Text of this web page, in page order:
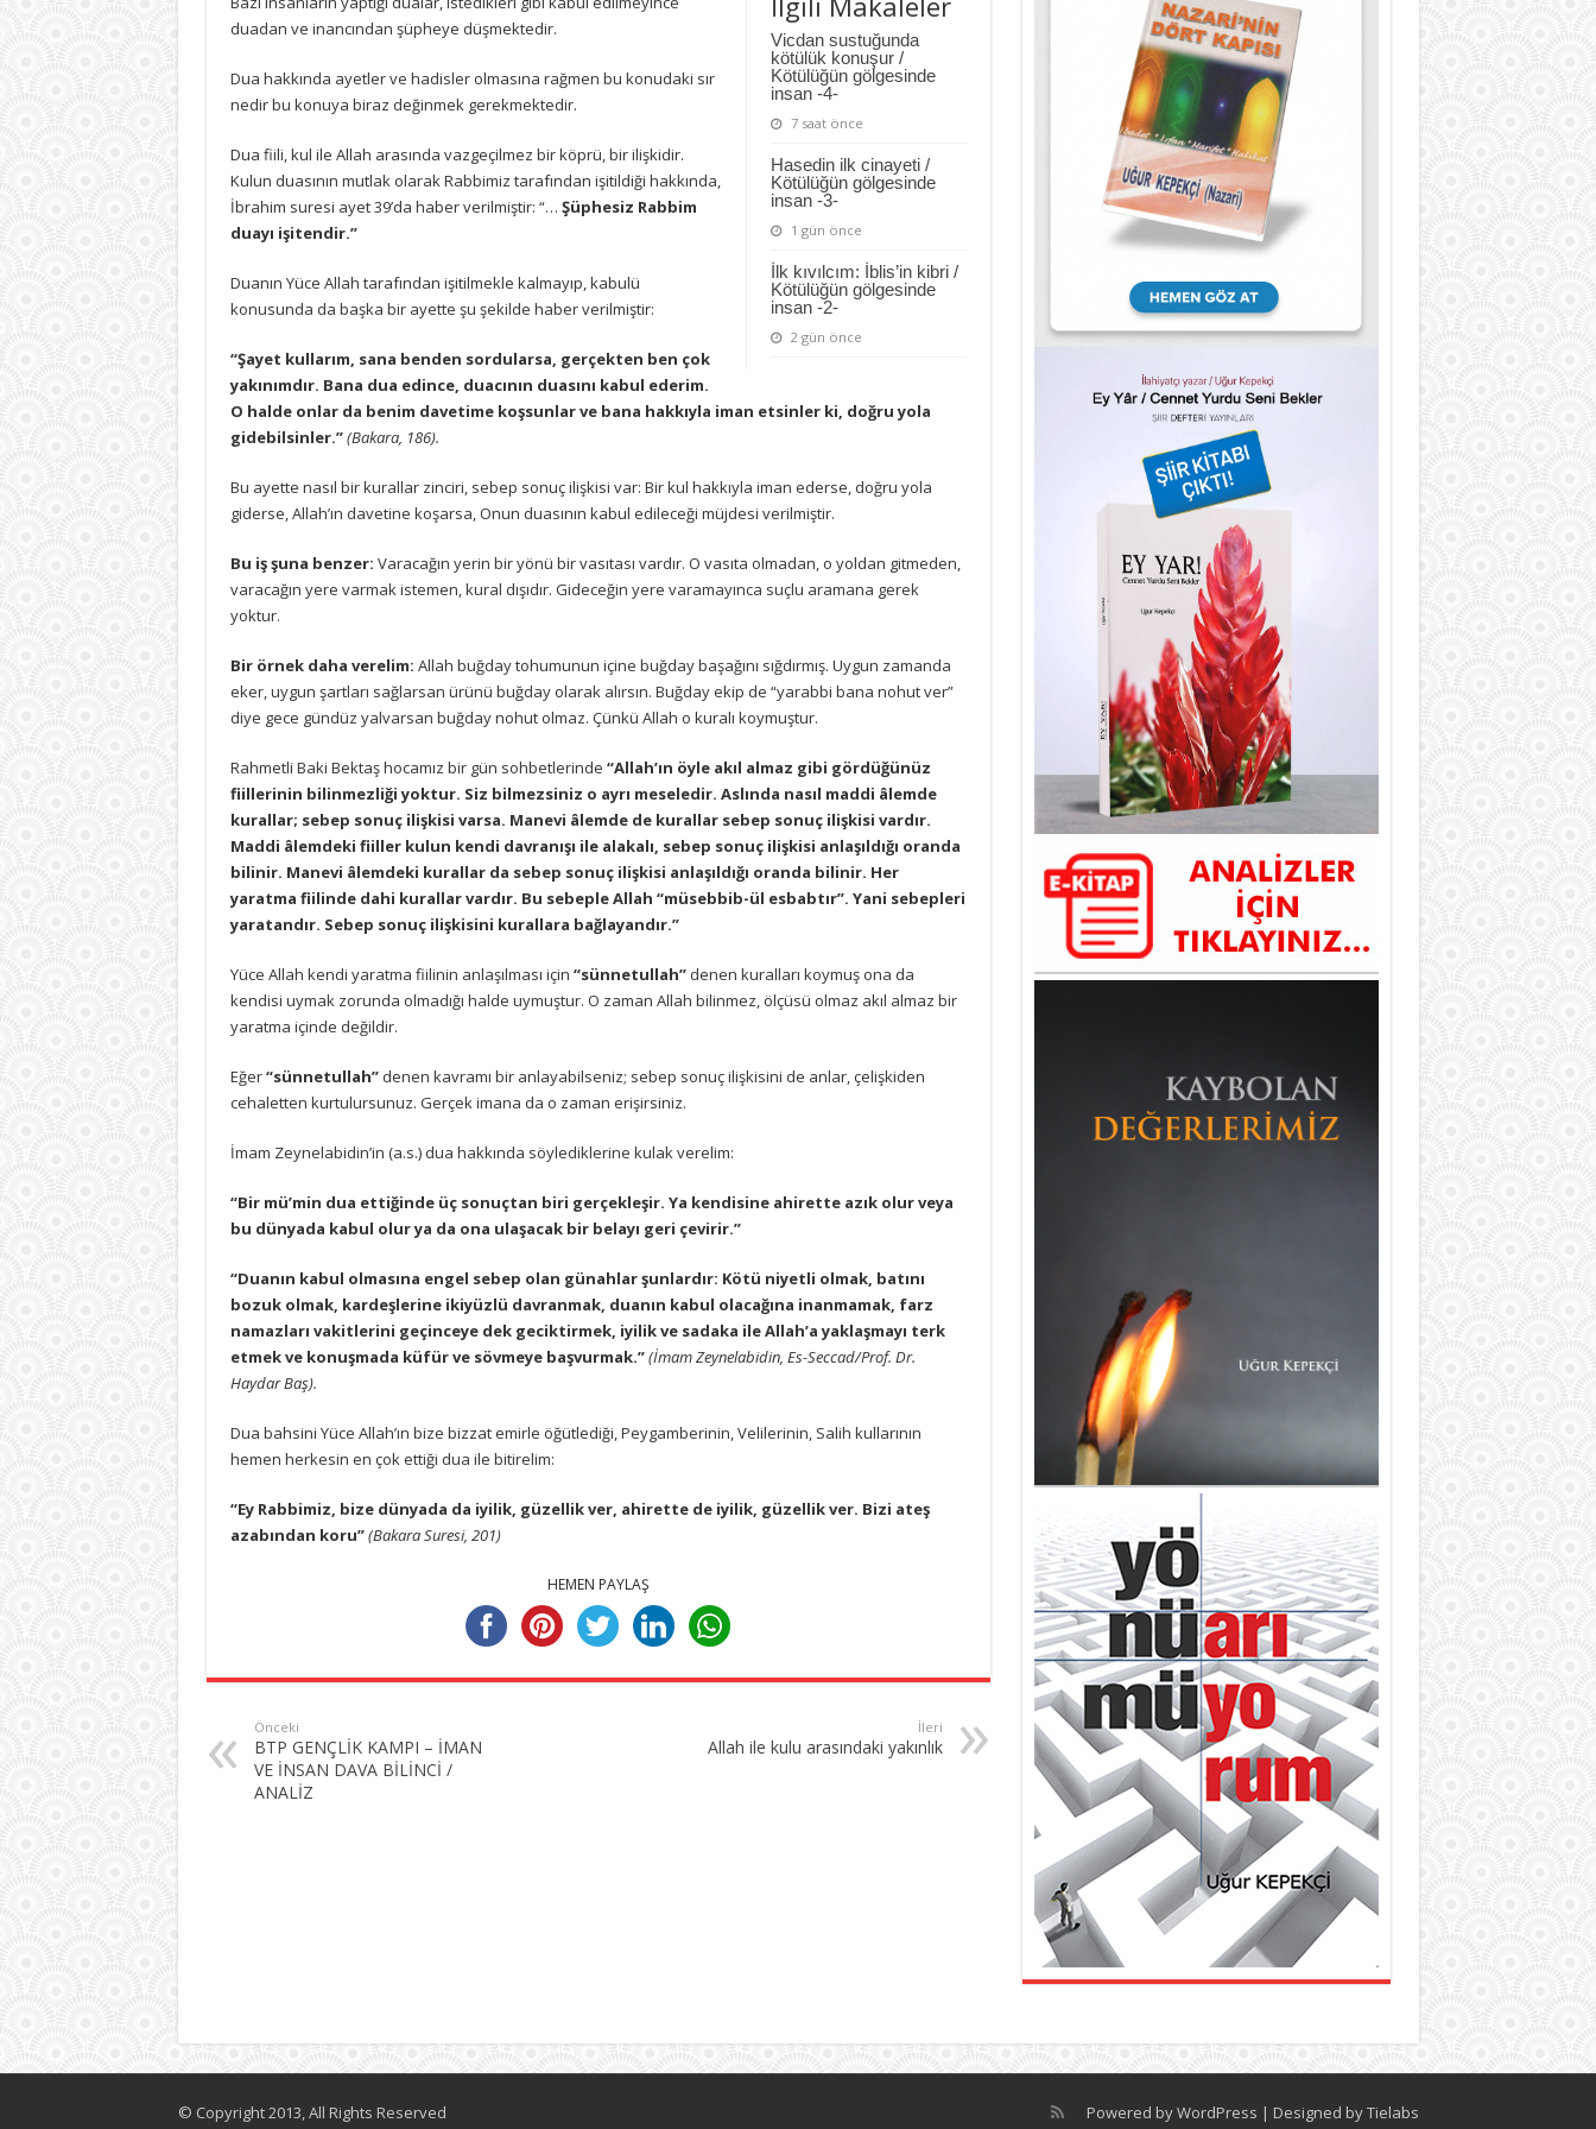
işitendir
için
Vicdan sustuğunda
kötülük konuşur /
Kötülüğün gölgesinde
insan -4-
7 saat önce
Hasedin ilk cinayeti /
Kötülüğün gölgesinde
insan -3-
1 gün önce
İlk kıvılcım: İblis’in kibri /
Kötülüğün gölgesinde
insan -2-
2 gün önce
duadan ve inancından şüpheye düşmektedir.
Dua hakkında ayetler ve hadisler olmasına rağmen bu konudaki sır
nedir bu konuya biraz değinmek gerekmektedir.
Dua fiili, kul ile Allah arasında vazgeçilmez bir köprü, bir ilişkidir.
Kulun duasının mutlak olarak Rabbimiz tarafından işitildiği hakkında,
İbrahim suresi ayet 39’da haber verilmiştir: “… Şüphesiz Rabbim
duayı işitendir.”
Duanın Yüce Allah tarafından işitilmekle kalmayıp, kabulü
konusunda da başka bir ayette şu şekilde haber verilmiştir:
“Şayet kullarım, sana benden sordularsa, gerçekten ben çok
yakınımdır. Bana dua edince, duacının duasını kabul ederim.
O halde onlar da benim davetime koşsunlar ve bana hakkıyla iman etsinler ki, doğru yola
gidebilsinler.”(Bakara, 186).
Bu ayette nasıl bir kurallar zinciri, sebep sonuç ilişkisi var: Bir kul hakkıyla iman ederse, doğru yola
giderse, Allah’ın davetine koşarsa, Onun duasının kabul edileceği müjdesi verilmiştir.
Bu iş şuna benzer: Varacağın yerin bir yönü bir vasıtası vardır. O vasıta olmadan, o yoldan gitmeden,
varacağın yere varmak istemen, kural dışıdır. Gideceğin yere varamayınca suçlu aramana gerek
yoktur.
Bir örnek daha verelim: Allah buğday tohumunun içine buğday başağını sığdırmış. Uygun zamanda
eker, uygun şartları sağlarsan ürünü buğday olarak alırsın. Buğday ekip de “yarabbi bana nohut ver”
diye gece gündüz yalvarsan buğday nohut olmaz. Çünkü Allah o kuralı koymuştur.
Rahmetli Baki Bektaş hocamız bir gün sohbetlerinde “Allah’ın öyle akıl almaz gibi gördüğünüz
fiillerinin bilinmezliği yoktur. Siz bilmezsiniz o ayrı meseledir. Aslında nasıl maddi âlemde
kurallar; sebep sonuç ilişkisi varsa. Manevi âlemde de kurallar sebep sonuç ilişkisi vardır.
Maddi âlemdeki fiiller kulun kendi davranışı ile alakalı, sebep sonuç ilişkisi anlaşıldığı oranda
bilinir. Manevi âlemdeki kurallar da sebep sonuç ilişkisi anlaşıldığı oranda bilinir. Her
yaratma fiilinde dahi kurallar vardır. Bu sebeple Allah “müsebbib-ül esbabtır”. Yani sebepleri
yaratandır. Sebep sonuç ilişkisini kurallara bağlayandır.”
Yüce Allah kendi yaratma fiilinin anlaşılması için “sünnetullah”denen kuralları koymuş ona da
kendisi uymak zorunda olmadığı halde uymuştur. O zaman Allah bilinmez, ölçüsü olmaz akıl almaz bir
yaratma içinde değildir.
Eğer“sünnetullah”denen kavramı bir anlayabilseniz; sebep sonuç ilişkisini de anlar, çelişkiden
cehaletten kurtulursunuz. Gerçek imana da o zaman erişirsiniz.
İmam Zeynelabidin’in (a.s.) dua hakkında söylediklerine kulak verelim:
“Bir mü’min dua ettiğinde üç sonuçtan biri gerçekleşir. Ya kendisine ahirette azık olur veya
bu dünyada kabul olur ya da ona ulaşacak bir belayı geri çevirir.”
“Duanın kabul olmasına engel sebep olan günahlar şunlardır: Kötü niyetli olmak, batını
bozuk olmak, kardeşlerine ikiyüzlü davranmak, duanın kabul olacağına inanmamak, farz
namazları vakitlerini geçinceye dek geciktirmek, iyilik ve sadaka ile Allah’a yaklaşmayı terk
etmek ve konuşmada küfür ve sövmeye başvurmak.”(İmam Zeynelabidin, Es-Seccad/Prof. Dr.
Haydar Baş).
Dua bahsini Yüce Allah’ın bize bizzat emirle öğütlediği, Peygamberinin, Velilerinin, Salih kullarının
hemen herkesin en çok ettiği dua ile bitirelim:
“Ey Rabbimiz, bize dünyada da iyilik, güzellik ver, ahirette de iyilik, güzellik ver. Bizi ateş
azabından koru”(Bakara Suresi, 201)
HEMEN PAYLAŞ
Önceki
BTP GENÇLİK KAMPI – İMAN
VE İNSAN DAVA BİLİNCİ /
ANALİZ
İleri
Allah ile kulu arasındaki yakınlık
Powered byWordPress | Designed byTielabs
© Copyright 2013, All Rights Reserved